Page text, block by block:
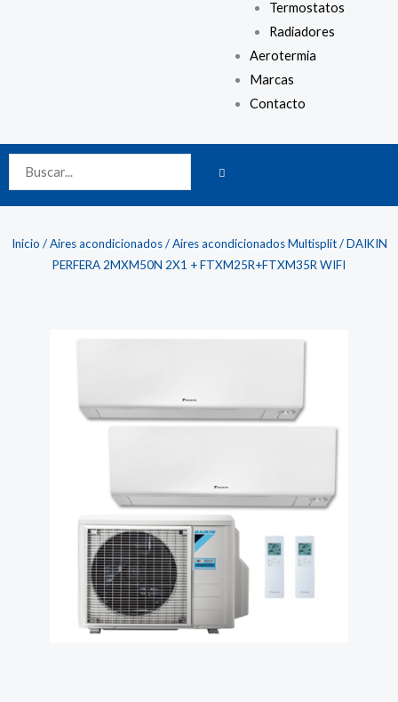
Termostatos
Radiadores
Aerotermia
Marcas
Contacto
Buscar
Inicio /Aires acondicionados/Aires acondicionados Multisplit/ DAIKIN
PERFERA 2MXM50N 2X1 + FTXM25R+FTXM35R WIFI